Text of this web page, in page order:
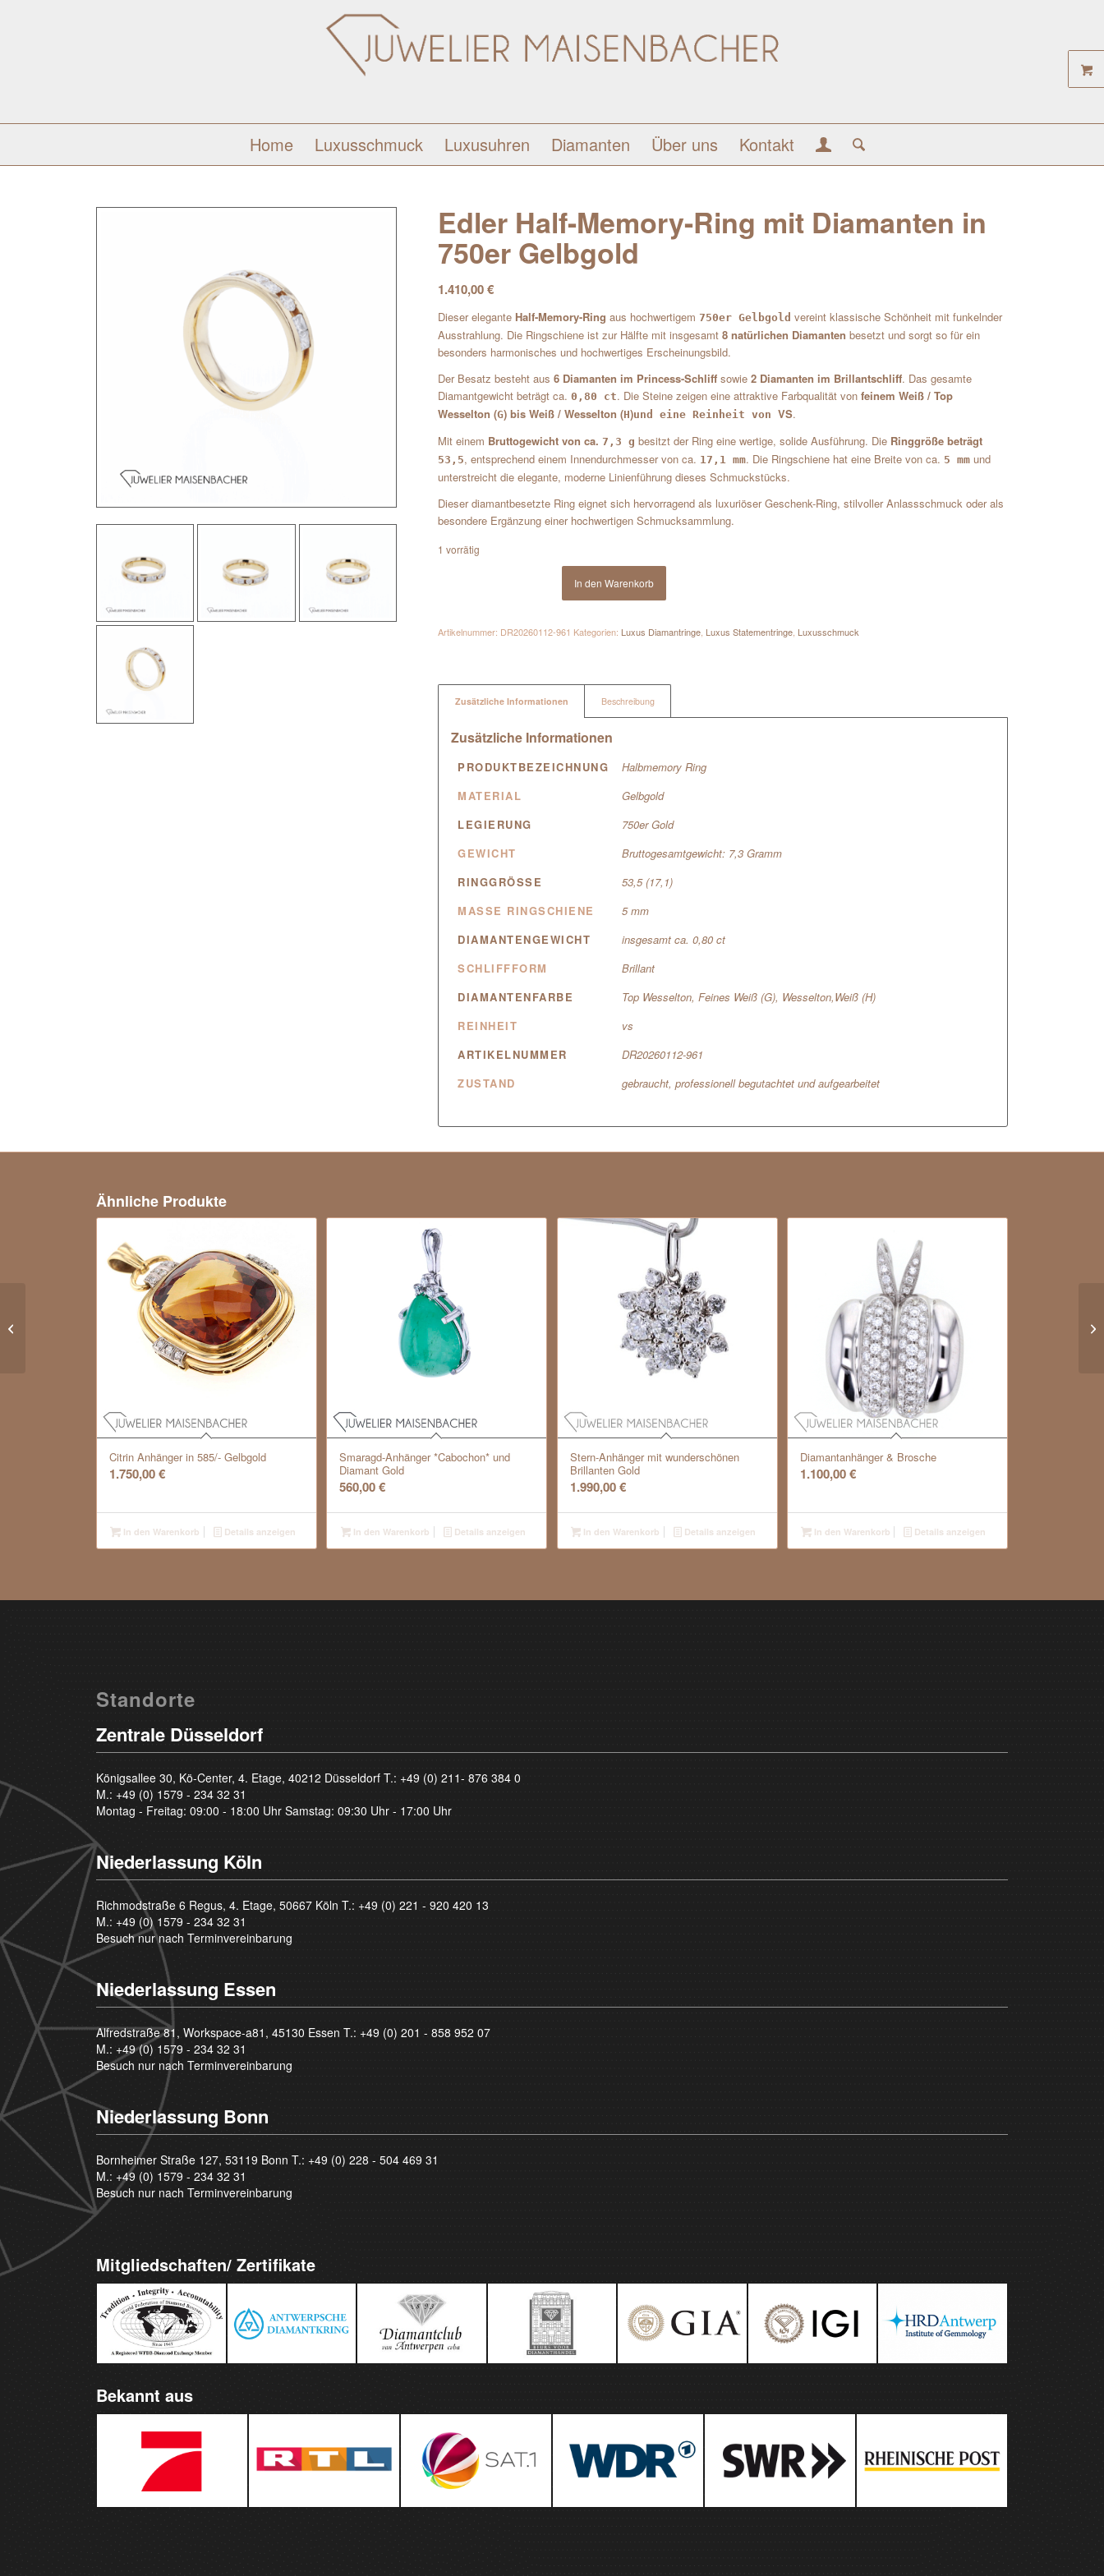
Home Luxusschmuck Luxusuhren Diamanten Über uns Kontakt
Edler Half-Memory-Ring mit Diamanten in
750er Gelbgold
1.410,00€
Dieser elegante Half-Memory-Ring aus hochwertigem 750er Gelbgold vereint klassische Schönheit mit funkelnder
Ausstrahlung. Die Ringschiene ist zur Hälfte mit insgesamt8 natürlichen Diamanten besetzt und sorgt so für ein
besonders harmonisches und hochwertiges Erscheinungsbild.
Der Besatz besteht aus6 Diamanten im Princess-Schliff sowie2 Diamanten im Brillantschliff. Das gesamte
Diamantgewicht beträgt ca.0,80 ct. Die Steine zeigen eine attraktive Farbqualität vonfeinem Weiß / Top
Wesselton (G) bis Weiß / Wesselton (H)und eine Reinheit vonVS.
Mit einem Bruttogewicht von ca. 7,3 g besitzt der Ring eine wertige, solide Ausführung. Die Ringgröße beträgt
53,5, entsprechend einem Innendurchmesser von ca. 17,1 mm. Die Ringschiene hat eine Breite von ca. 5 mm und
unterstreicht die elegante, moderne Linienführung dieses Schmuckstücks.
Dieser diamantbesetzte Ring eignet sich hervorragend als luxuriöser Geschenk-Ring, stilvoller Anlassschmuck oder als
besondere Ergänzung einer hochwertigen Schmucksammlung.
1 vorrätig
In den Warenkorb
Artikelnummer: DR20260112-961 Kategorien: Luxus Diamantringe, Luxus Statementringe, Luxusschmuck
Zusätzliche Informationen Beschreibung
Zusätzliche Informationen
PRODUKTBEZEICHNUNG
Halbmemory Ring
MATERIAL
Gelbgold
LEGIERUNG
750er Gold
GEWICHT
Bruttogesamtgewicht: 7,3 Gramm
RINGGRÖSSE
53,5 (17,1)
MASSE RINGSCHIENE
5 mm
DIAMANTENGEWICHT
insgesamt ca. 0,80 ct
SCHLIFFFORM
Brillant
DIAMANTENFARBE
Top Wesselton, Feines Weiß (G), Wesselton,Weiß (H)
REINHEIT
vs
ARTIKELNUMMER
DR20260112-961
ZUSTAND
gebraucht, professionell begutachtet und aufgearbeitet
Ähnliche Produkte
Citrin Anhänger in 585/- Gelbgold
1.750,00€
In den Warenkorb Details anzeigen
Smaragd-Anhänger *Cabochon* und
Diamant Gold
560,00€
In den Warenkorb Details anzeigen
Stern-Anhänger mit wunderschönen
Brillanten Gold
1.990,00€
In den Warenkorb Details anzeigen
Diamantanhänger & Brosche
1.100,00€
In den Warenkorb Details anzeigen
Standorte
Zentrale Düsseldorf
Königsallee 30, Kö-Center, 4. Etage, 40212 Düsseldorf T.: +49 (0) 211- 876 384 0
M.: +49 (0) 1579 - 234 32 31
Montag - Freitag: 09:00 - 18:00 Uhr Samstag: 09:30 Uhr - 17:00 Uhr
Niederlassung Köln
Richmodstraße 6 Regus, 4. Etage, 50667 Köln T.: +49 (0) 221 - 920 420 13
M.: +49 (0) 1579 - 234 32 31
Besuch nur nach Terminvereinbarung
Niederlassung Essen
Alfredstraße 81, Workspace-a81, 45130 Essen T.: +49 (0) 201 - 858 952 07
M.: +49 (0) 1579 - 234 32 31
Besuch nur nach Terminvereinbarung
Niederlassung Bonn
Bornheimer Straße 127, 53119 Bonn T.: +49 (0) 228 - 504 469 31
M.: +49 (0) 1579 - 234 32 31
Besuch nur nach Terminvereinbarung
Mitgliedschaften/ Zertifikate
Bekannt aus
Klassischer Solitärring /